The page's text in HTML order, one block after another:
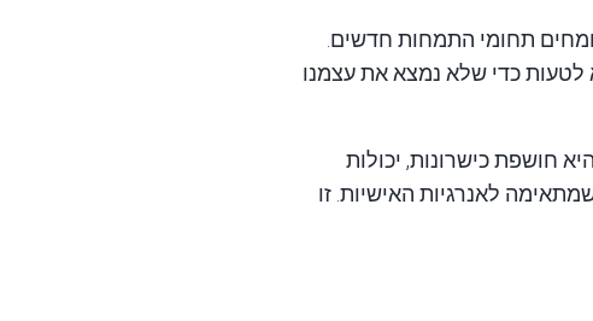
תחומי התמחות חדשים.
לטעות כדי שלא נמצא את עצמנו
חושפת כישרונות, יכולות
לאנרגיות האישיות. זו